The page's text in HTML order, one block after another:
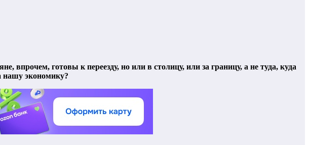
впрочем, готовы к переезду, но или в столицу, или за границу, а не туда, куда
нашу экономику?